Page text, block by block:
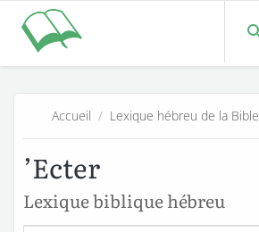
Accueil / Lexique hébreu de la Bible
’Ecter
Lexique biblique hébreu